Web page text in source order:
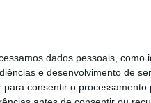
dados pessoais,
e desenvolvimento de
consentir o